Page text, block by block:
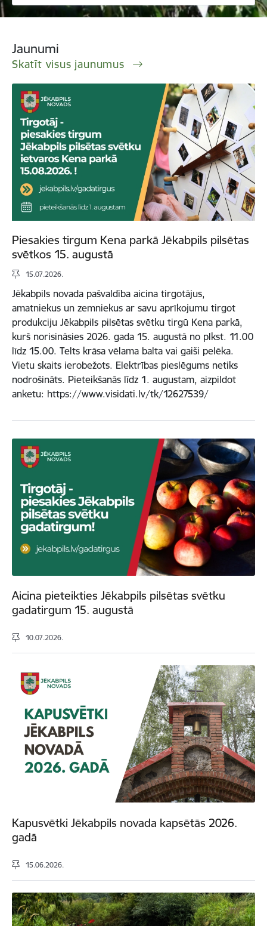
Jaunumi
Skatīt visus jaunumus
Piesakies tirgum Kena parkā Jēkabpils pilsētas
svētkos 15. augustā
15.07.2026.
Jēkabpils novada pašvaldība aicina tirgotājus,
amatniekus un zemniekus ar savu aprīkojumu tirgot
produkciju Jēkabpils pilsētas svētku tirgū Kena parkā,
kurš norisināsies 2026. gada 15. augustā no plkst. 11.00
līdz 15.00. Telts krāsa vēlama balta vai gaiši pelēka.
Vietu skaits ierobežots. Elektrības pieslēgums netiks
nodrošināts. Pieteikšanās līdz 1. augustam, aizpildot
anketu: https://www.visidati.lv/tk/12627539/
Aicina pieteikties Jēkabpils pilsētas svētku
gadatirgum 15. augustā
10.07.2026.
Kapusvētki Jēkabpils novada kapsētās 2026.
gadā
15.06.2026.